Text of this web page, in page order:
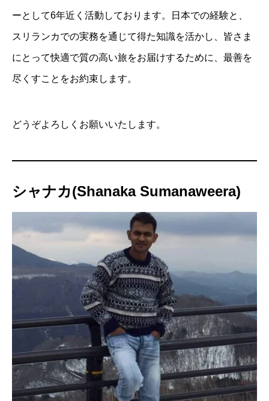
ーとして6年近く活動しております。日本での経験と、
スリランカでの実務を通じて得た知識を活かし、皆さま
にとって快適で質の高い旅をお届けするために、最善を
尽くすことをお約束します。
どうぞよろしくお願いいたします。
シャナカ(Shanaka Sumanaweera)